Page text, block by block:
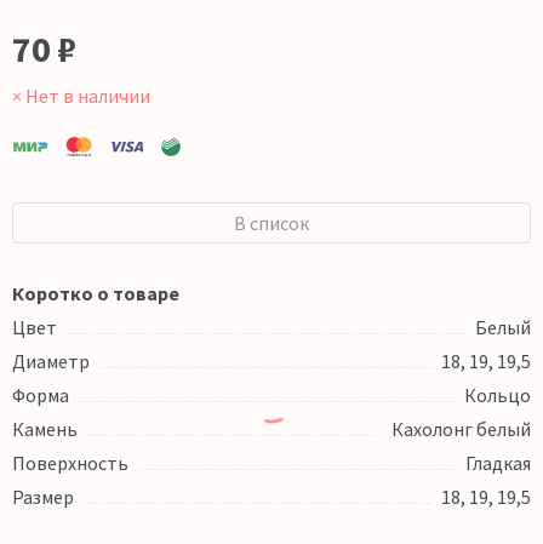
70 ₽
× Нет в наличии
В список
Коротко о товаре
Цвет
Белый
Диаметр
18, 19, 19,5
Форма
Кольцо
Камень
Кахолонг белый
Поверхность
Гладкая
Размер
18, 19, 19,5